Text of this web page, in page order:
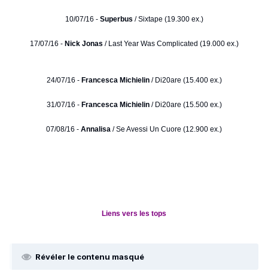
10/07/16 - Superbus / Sixtape (19.300 ex.)
17/07/16 - Nick Jonas / Last Year Was Complicated (19.000 ex.)
24/07/16 - Francesca Michielin/ Di20are (15.400 ex.)
31/07/16 - Francesca Michielin/ Di20are (15.500 ex.)
07/08/16 - Annalisa / Se Avessi Un Cuore (12.900 ex.)
Liens vers les tops
Révéler le contenu masqué